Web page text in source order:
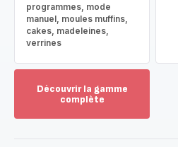
programmes, mode
manuel, moules muffins,
cakes, madeleines,
verrines
Découvrir la gamme
complète